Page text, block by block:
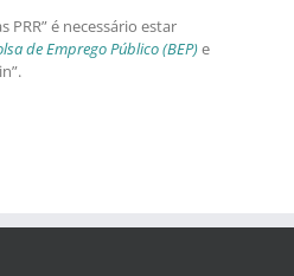
PRR” é necessário estar
de Emprego Público (BEP)e